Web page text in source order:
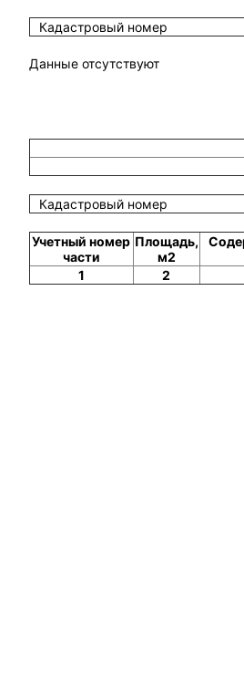
Кадастровый номер
Данные отсутствуют
Кадастровый номер
Учетный номер
части
Площадь,
м2
1
2